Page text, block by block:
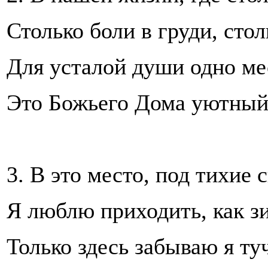
Столько боли в груди,
Для усталой души одно
Это Божьего Дома уютный
3. В это место, под тихие
Я люблю приходить, как
Только здесь забываю я